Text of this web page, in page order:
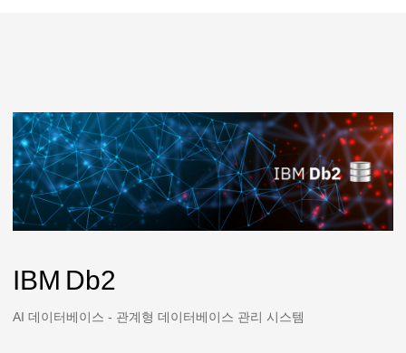
IBM Db2
AI 데이터베이스 - 관계형 데이터베이스 관리 시스템